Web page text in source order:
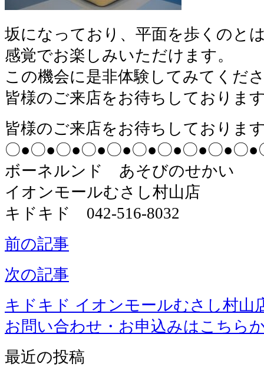
坂になっており、平面を歩くのと
感覚でお楽しみいただけます。
この機会に是非体験してみてくだ
皆様のご来店をお待ちしておりま
皆様のご来店をお待ちしておりま
〇●〇●〇●〇●〇●〇●〇●〇●〇●〇●
ボーネルンド あそびのせかい
イオンモールむさし村山店
キドキド 042-516-8032
前の記事
次の記事
キドキド イオンモールむさし村山
お問い合わせ・お申込みはこちら
最近の投稿